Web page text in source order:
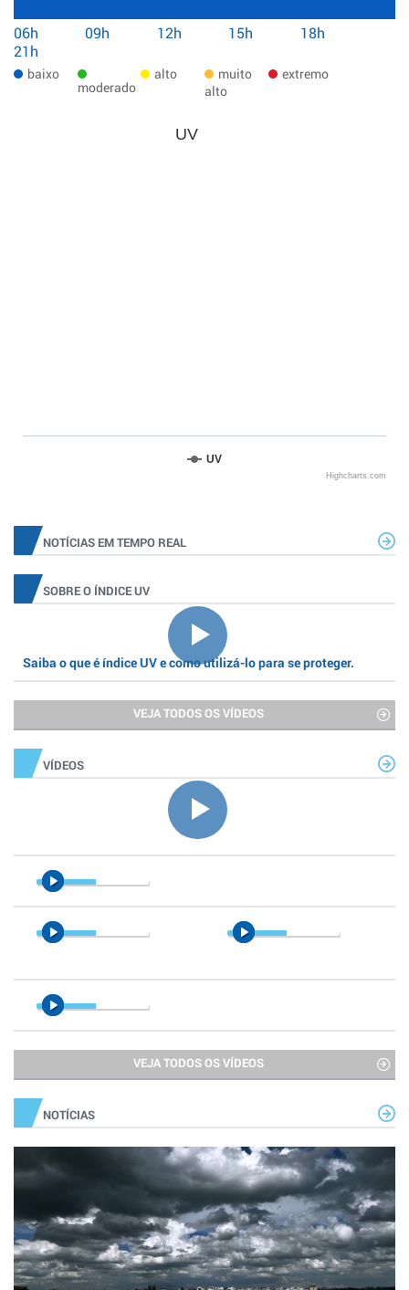
06h 09h 12h 15h
18h
21h
baixo
moderado
alto
muito
alto
extremo
UV
UV
Highcharts.com
NOTÍCIAS EM TEMPO REAL
SOBRE O ÍNDICE UV
Saiba o que é índice UV e como utilizá-lo para se proteger.
VEJA TODOS OS VÍDEOS
VÍDEOS
VEJA TODOS OS VÍDEOS
NOTÍCIAS